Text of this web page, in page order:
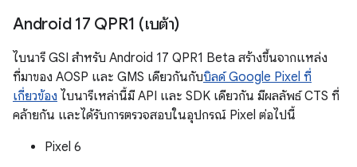
Android 17 QPR1 (เบต้า)
ไบนารี GSI สำหรับ Android 17 QPR1 Beta สร้างขึ้นจากแหล่ง
ที่มาของ AOSP และ GMS เดียวกันกับบิลด์ Google Pixel ที่
เกี่ยวข้อง ไบนารีเหล่านี้มี API และ SDK เดียวกัน มีผลลัพธ์ CTS ที่
คล้ายกัน และได้รับการตรวจสอบในอุปกรณ์ Pixel ต่อไปนี้
Pixel 6